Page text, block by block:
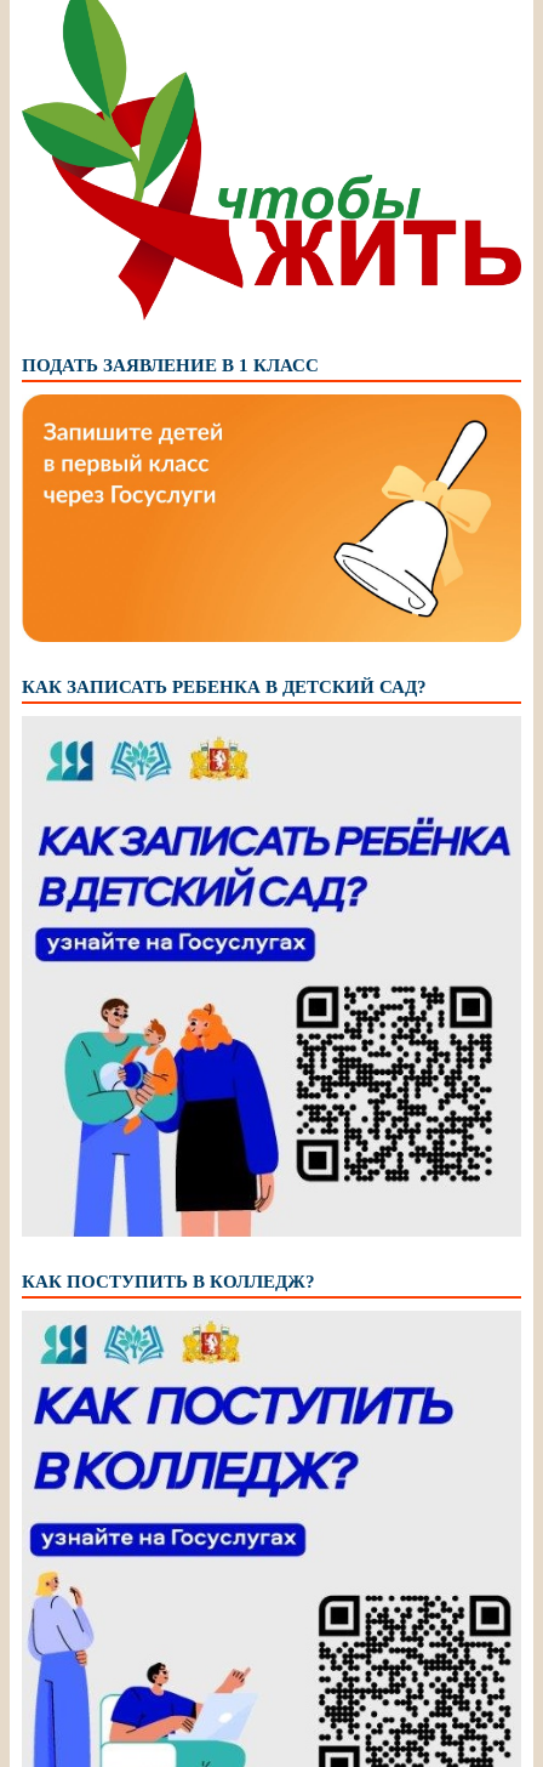
ПОДАТЬ ЗАЯВЛЕНИЕ В 1 КЛАСС
КАК ЗАПИСАТЬ РЕБЕНКА В ДЕТСКИЙ САД?
КАК ПОСТУПИТЬ В КОЛЛЕДЖ?